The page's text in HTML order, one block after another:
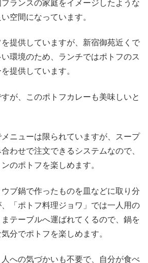
ランスの家庭をイメージしたような
空間になっています。
提供していますが、新宿御苑近くで
環境のため、ランチではポトフのス
提供しています。
が、このポトフカレーも美味しいと
ニューは限られていますが、スープ
わせで注文できるシステムなので、
のポトフを楽しめます。
ブ鍋で作ったものを皿などに取り分
「ポトフ料理ジョワ」では一人用の
テーブルへ運ばれてくるので、鍋を
分でポトフを楽しめます。
への気づかいも不要で、自分が食べ